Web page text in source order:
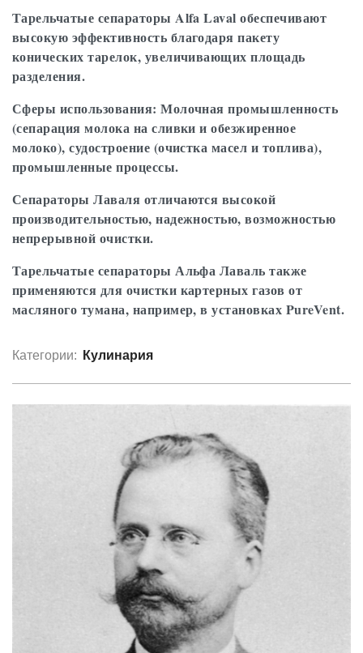
Тарельчатые сепараторы Alfa Laval обеспечивают
высокую эффективность благодаря пакету
конических тарелок, увеличивающих площадь
разделения.
Сферы использования: Молочная промышленность
(сепарация молока на сливки и обезжиренное
молоко), судостроение (очистка масел и топлива),
промышленные процессы.
Сепараторы Лаваля отличаются высокой
производительностью, надежностью, возможностью
непрерывной очистки.
Тарельчатые сепараторы Альфа Лаваль также
применяются для очистки картерных газов от
масляного тумана, например, в установках PureVent.
Категории: Кулинария